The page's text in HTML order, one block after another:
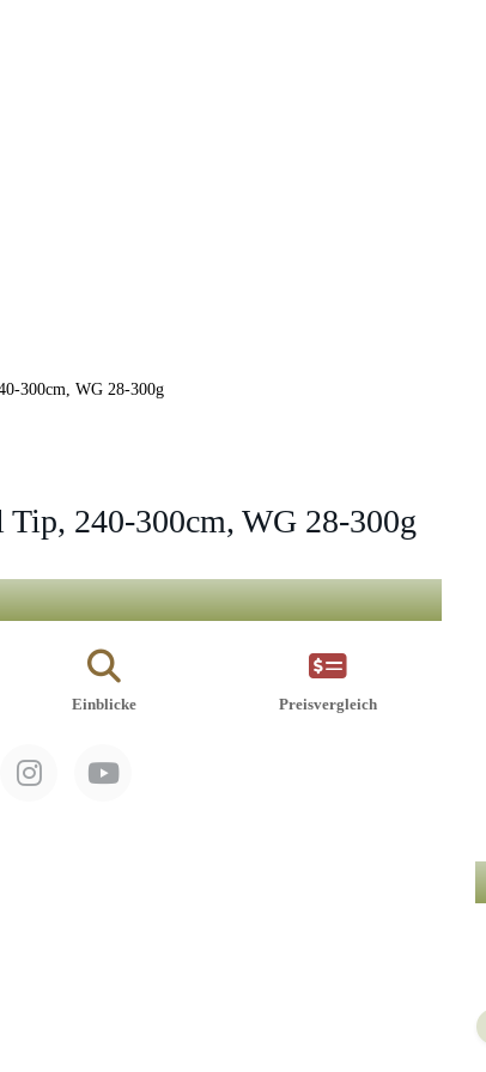
300cm, WG 28-300g
240-300cm, WG 28-300g
Einblicke Preisvergleich